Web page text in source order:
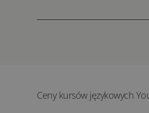
Ceny kursów językowych